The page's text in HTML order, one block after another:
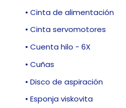
• Cinta de alimentación
• Cinta servomotores
• Cuenta hilo - 6X
• Cuñas
• Disco de aspiración
• Esponja viskovita